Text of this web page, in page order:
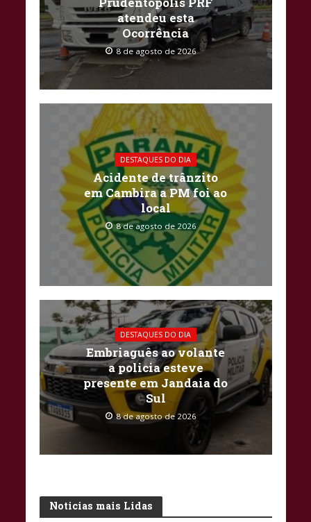
atendeu esta
Ocorrência
8 de agosto de 2026
DESTAQUES DO DIA
Acidente de trânzito
em Cambira a PM foi ao
local
8 de agosto de 2026
DESTAQUES DO DIA
Embriaguês ao volante
a policia esteve
presente em Jandaia do
Sul
8 de agosto de 2026
Noticias mais Lidas